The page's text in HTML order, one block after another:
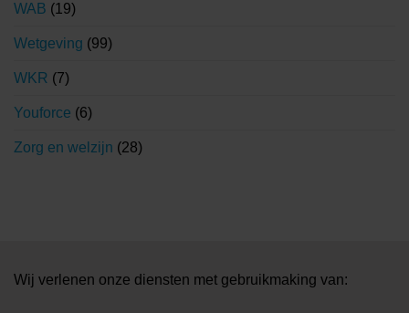
WAB (19)
Wetgeving (99)
WKR (7)
Youforce (6)
Zorg en welzijn (28)
Wij verlenen onze diensten met gebruikmaking van: